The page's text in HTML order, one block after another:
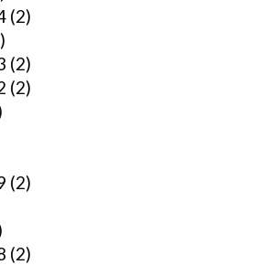
(2)
(2)
(2)
(2)
(2)